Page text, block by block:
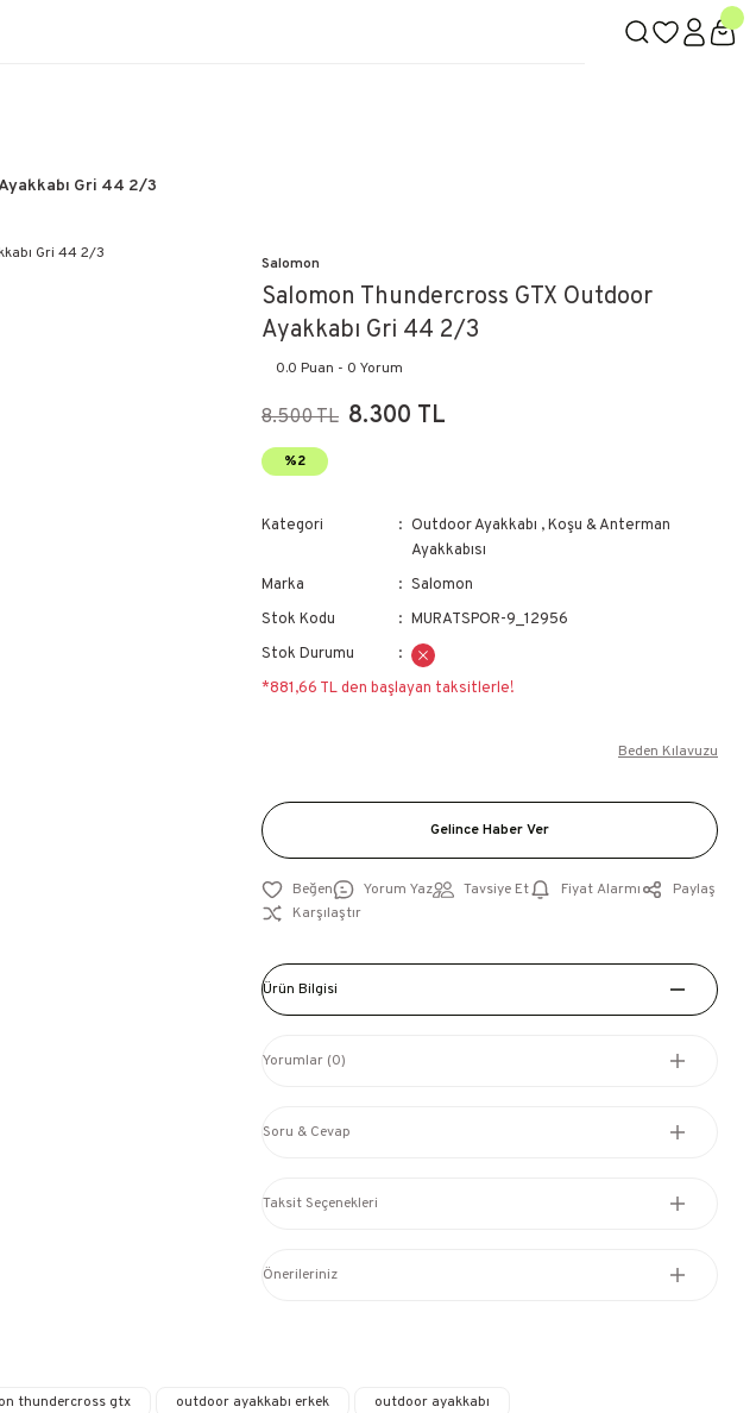
Gri 44 2/3
Salomon
Salomon Thundercross GTX Outdoor
Ayakkabı Gri 44 2/3
0.0 Puan - 0 Yorum
8.500 TL 8.300 TL
%2
Kategori Outdoor Ayakkabı ,Koşu & Anterman
Ayakkabısı
Marka
Salomon
Stok Kodu
MURATSPOR-9_12956
Stok Durumu
*881,66 TL den başlayan taksitlerle!
Beden Kılavuzu
Gelince Haber Ver
Yorum Yaz Tavsiye Et Fiyat Alarmı
Paylaş
Karşılaştır
Ürün Bilgisi
Yorumlar (0)
Soru & Cevap
Taksit Seçenekleri
Önerileriniz
thundercross gtx outdoor ayakkabı erkek outdoor ayakkabı